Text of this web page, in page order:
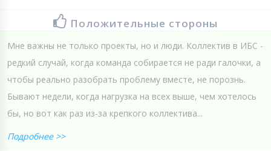
Положительные стороны
Мне важны не только проекты, но и люди. Коллектив в ИБС -
редкий случай, когда команда собирается не ради галочки, а
чтобы реально разобрать проблему вместе, не порознь.
Бывают недели, когда нагрузка на всех выше, чем хотелось
бы, но вот как раз из-за крепкого коллектива...
Подробнее >>